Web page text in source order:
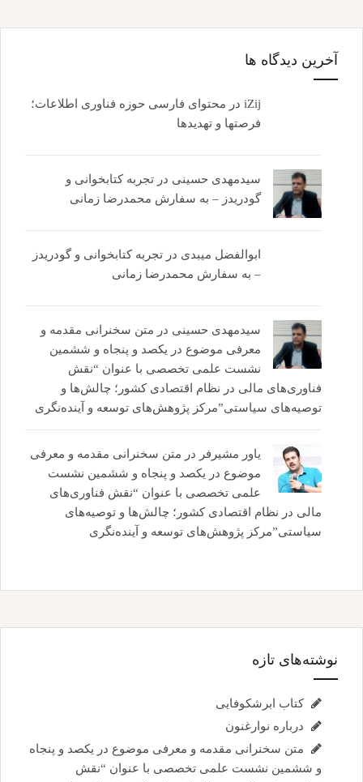
آخرین دیدگاه ها
iZij در محتوای فارسی حوزه فناوری اطلاعات؛
فرصتها و تهدیدها
سیدمهدی حسینی در تجربه کتابخوانی و
گودریدز – به سفارش محمدرضا زمانی
ابوالفضل میبدی در تجربه کتابخوانی و گودریدز
– به سفارش محمدرضا زمانی
سیدمهدی حسینی در متن سخنرانی مقدمه و
معرفی موضوع در یکصد و پنجاه و ششمین
نشست علمی تخصصی با عنوان “نقش
فناوری‌های مالی در نظام اقتصادی کشور؛ چالش‌ها و
توصیه‌های سیاستی”مرکز پژوهش‌های توسعه و آینده‌نگری
یاور مشیرفر در متن سخنرانی مقدمه و معرفی
موضوع در یکصد و پنجاه و ششمین نشست
علمی تخصصی با عنوان “نقش فناوری‌های
مالی در نظام اقتصادی کشور؛ چالش‌ها و توصیه‌های
سیاستی”مرکز پژوهش‌های توسعه و آینده‌نگری
نوشته‌های تازه
کتاب ابرشکوفایی
درباره نوارغنون
متن سخنرانی مقدمه و معرفی موضوع در یکصد و پنجاه
و ششمین نشست علمی تخصصی با عنوان “نقش